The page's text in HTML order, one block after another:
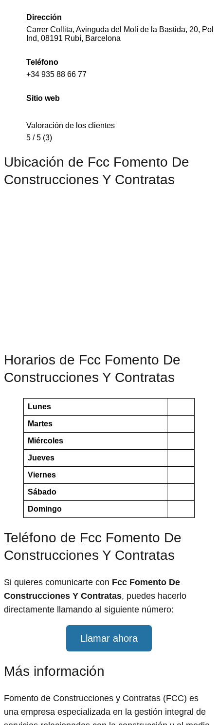
Dirección
Carrer Collita, Avinguda del Molí de la Bastida, 20, Pol
Ind, 08191 Rubí, Barcelona
Teléfono
+34 935 88 66 77
Sitio web
Valoración de los clientes
5 / 5 (3)
Ubicación de Fcc Fomento De
Construcciones Y Contratas
Horarios de Fcc Fomento De
Construcciones Y Contratas
Lunes
Martes
Miércoles
Jueves
Viernes
Sábado
Domingo
Teléfono de Fcc Fomento De
Construcciones Y Contratas
Si quieres comunicarte con Fcc Fomento De
Construcciones Y Contratas, puedes hacerlo
directamente llamando al siguiente número:
Llamar ahora
Más información
Fomento de Construcciones y Contratas (FCC) es
una empresa especializada en la gestión integral de